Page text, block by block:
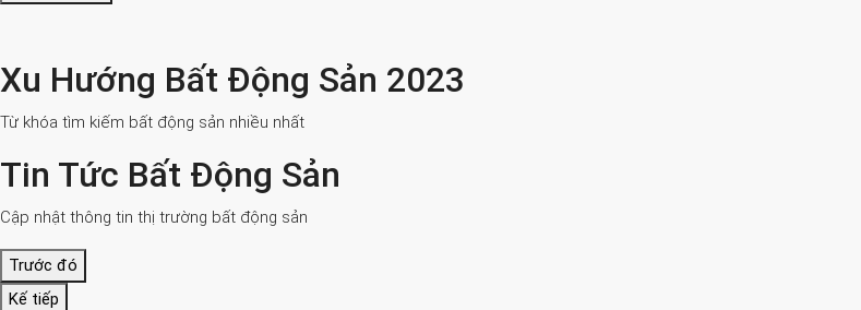
Xu Hướng Bất Động Sản 2023
Từ khóa tìm kiếm bất động sản nhiều nhất
Tin Tức Bất Động Sản
Cập nhật thông tin thị trường bất động sản
Trước đó
Kế tiếp